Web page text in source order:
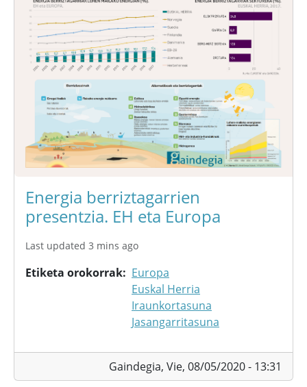
Energia berriztagarrien
presentzia. EH eta Europa
Last updated 3 mins ago
Etiketa orokorrak
Europa
Euskal Herria
Iraunkortasuna
Jasangarritasuna
Gaindegia, Vie, 08/05/2020 - 13:31